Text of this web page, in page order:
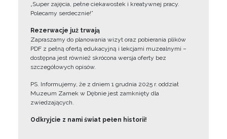
„Super zajęcia, pełne ciekawostek i kreatywnej pracy.
Polecamy serdecznie!”
Rezerwacje już trwają
Zapraszamy do planowania wizyt oraz pobierania plików
PDF z pełną ofertą edukacyjną i lekcjami muzealnymi –
dostępna jest również skrócona wersja oferty bez
szczegółowych opisów.
PS. Informujemy, że z dniem 1 grudnia 2025 r. oddział
Muzeum Zamek w Dębnie jest zamknięty dla
zwiedzających.
Odkryjcie z nami świat pełen historii!